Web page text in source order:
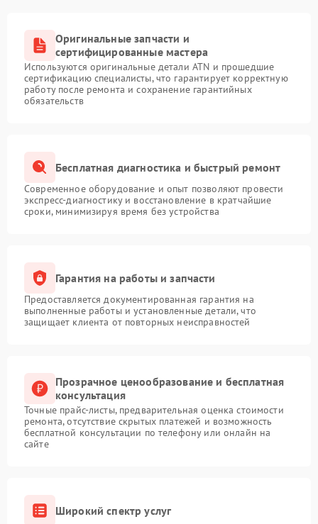
Оригинальные запчасти и
сертифицированные мастера
Используются оригинальные детали ATN и прошедшие
сертификацию специалисты, что гарантирует корректную
работу после ремонта и сохранение гарантийных
обязательств
Бесплатная диагностика и быстрый ремонт
Современное оборудование и опыт позволяют провести
экспресс-диагностику и восстановление в кратчайшие
сроки, минимизируя время без устройства
Гарантия на работы и запчасти
Предоставляется документированная гарантия на
выполненные работы и установленные детали, что
защищает клиента от повторных неисправностей
Прозрачное ценообразование и бесплатная
консультация
Точные прайс-листы, предварительная оценка стоимости
ремонта, отсутствие скрытых платежей и возможность
бесплатной консультации по телефону или онлайн на
сайте
Широкий спектр услуг